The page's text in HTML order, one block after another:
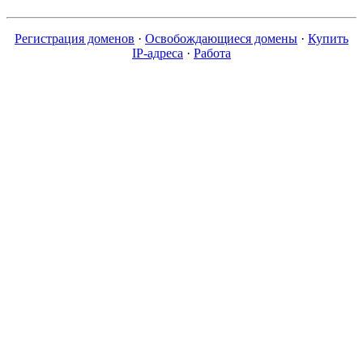
Регистрация доменов · Освобождающиеся домены · Купить
IP-адреса · Работа